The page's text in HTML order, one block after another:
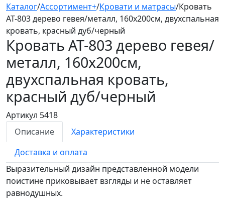
Каталог/Ассортимент+/Кровати и матрасы/Кровать
AT-803 дерево гевея/металл, 160х200см, двухспальная
кровать, красный дуб/черный
Кровать AT-803 дерево гевея/
металл, 160х200см,
двухспальная кровать,
красный дуб/черный
Артикул 5418
Описание
Характеристики
Доставка и оплата
Выразительный дизайн представленной модели
поистине приковывает взгляды и не оставляет
равнодушных.